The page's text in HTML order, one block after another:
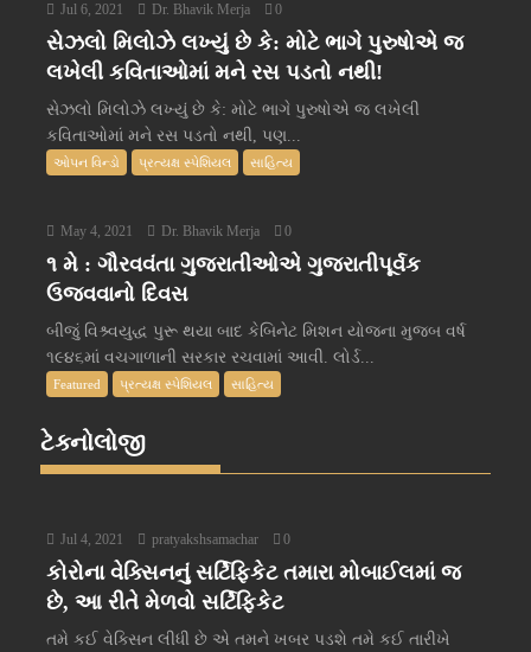
Jul 6, 2021 Dr. Bhavik Merja 0
સેઝલો મિલોઝે લખ્યું છે કે: મોટે ભાગે પુરુષોએ જ
લખેલી કવિતાઓમાં મને રસ પડતો નથી!
સેઝલો મિલોઝે લખ્યું છે કે: મોટે ભાગે પુરુષોએ જ લખેલી
કવિતાઓમાં મને રસ પડતો નથી, પણ...
ઓપન વિન્ડો પ્રત્યક્ષ સ્પેશિયલ સાહિત્ય
May 4, 2021 Dr. Bhavik Merja 0
૧ મે : ગૌરવવંતા ગુજરાતીઓએ ગુજરાતીપૂર્વક
ઉજવવાનો દિવસ
બીજું વિશ્ર્વયુદ્ધ પુરૂ થયા બાદ કેબિનેટ મિશન યોજના મુજબ વર્ષ
૧૯૪૬માં વચગાળાની સરકાર રચવામાં આવી. લોર્ડ...
Featured પ્રત્યક્ષ સ્પેશિયલ સાહિત્ય
ટેક્નોલોજી
Jul 4, 2021 pratyakshsamachar 0
કોરોના વેક્સિનનું સર્ટિફિકેટ તમારા મોબાઈલમાં જ
છે, આ રીતે મેળવો સર્ટિફિકેટ
તમે કઈ વેક્સિન લીધી છે એ તમને ખબર પડશે તમે કઈ તારીખે